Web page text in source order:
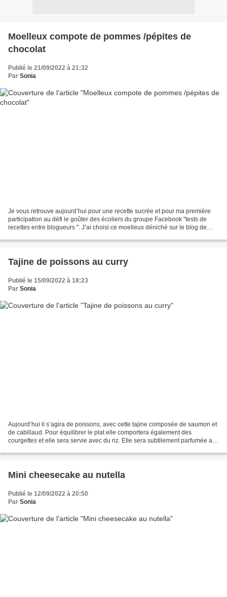
Moelleux compote de pommes /pépites de
chocolat
Publié le 21/09/2022 à 21:32
Par Sonia
Je vous retrouve aujourd’hui pour une recette sucrée et pour ma première
participation au défi le goûter des écoliers du groupe Facebook "tests de
recettes entre blogueurs ". J’ai choisi ce moelleux déniché sur le blog de
Tajine de poissons au curry
Publié le 15/09/2022 à 18:23
Par Sonia
Aujourd’hui il s’agira de poissons, avec cette tajine composée de saumon et
de cabillaud. Pour équilibrer le plat elle comportera également des
courgettes et elle sera servie avec du riz. Elle sera subtilement parfumée au
Mini cheesecake au nutella
Publié le 12/09/2022 à 20:50
Par Sonia